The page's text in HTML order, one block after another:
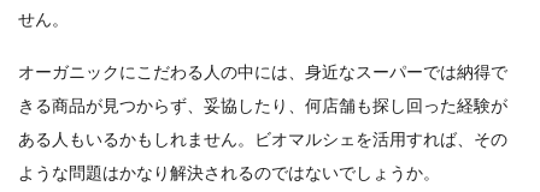
せん。
オーガニックにこだわる人の中には、身近なスーパーでは納得で
きる商品が見つからず、妥協したり、何店舗も探し回った経験が
ある人もいるかもしれません。ビオマルシェを活用すれば、その
ような問題はかなり解決されるのではないでしょうか。